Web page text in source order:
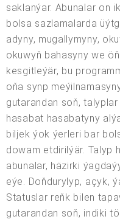
saklanýar. Abunalar on
bolsa sazlamalarda
adyny, mugallymyny,
okuwyň bahasyny we
kesgitleýär, bu
oňa synp
gutarandan soň,
hasabat hasabatyny
biljek ýok ýerleri bar
dowam etdirilýär. Talyp
abunalar, häzirki
eýe. Doňdurylyp, açyk,
Statuslar reňk bilen
gutarandan soň, indiki